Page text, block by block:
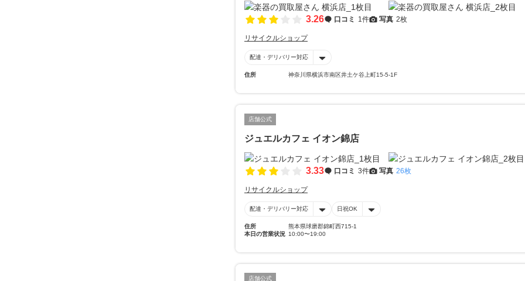
3.26 口コミ 1件 写真 2枚
リサイクルショップ
配達・デリバリー対応
住所 神奈川県横浜市南区井土ケ谷上町15-5-1F
店舗公式
ジュエルカフェ イオン錦店
3.33 口コミ 3件 写真 26枚
リサイクルショップ
配達・デリバリー対応 日祝OK
住所
熊本県球磨郡錦町西715-1
本日の営業状況 10:00〜19:00
店舗公式